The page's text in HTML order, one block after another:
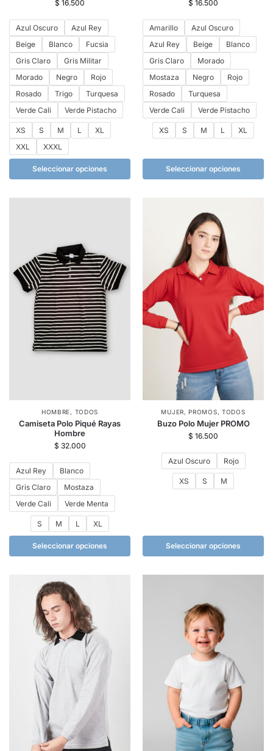
$ 16.500
Azul Oscuro
Azul Rey
Beige
Blanco
Fucsia
Gris Claro
Gris Militar
Morado
Negro
Rojo
Rosado
Trigo
Turquesa
Verde Cali
Verde Pistacho
XS S M L
XL
XXL
XXXL
Seleccionar opciones
$ 16.500
Amarillo
Azul Oscuro
Azul Rey
Beige
Blanco
Gris Claro
Morado
Mostaza
Negro
Rojo
Rosado
Turquesa
Verde Cali
Verde Pistacho
XS S M L XL
Seleccionar opciones
HOMBRE, TODOS
Camiseta Polo Piqué Rayas
Hombre
$ 32.000
Azul Rey
Blanco
Gris Claro
Mostaza
Verde Cali
Verde Menta
S M L XL
Seleccionar opciones
MUJER,PROMOS, TODOS
Buzo Polo Mujer PROMO
$ 16.500
Azul Oscuro Rojo
XS S M
Seleccionar opciones